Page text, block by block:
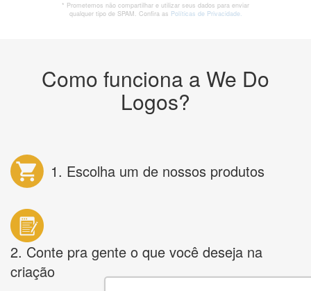
* Prometemos não compartilhar e utilizar seus dados para enviar
qualquer tipo de SPAM. Confira as Políticas de Privacidade.
Como funciona a We Do
Logos?
1. Escolha um de nossos produtos
2. Conte pra gente o que você deseja na
criação